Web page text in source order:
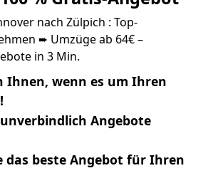
nach Zülpich : Top-
➨ Umzüge ab 64€ –
in 3 Min.
Ihnen, wenn es um Ihren
Angebote
das beste Angebot für Ihren